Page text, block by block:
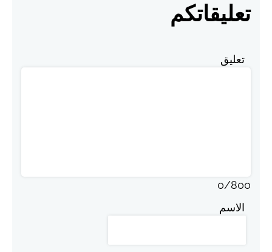
تعليقاتكم
تعليق
0/800
الاسم